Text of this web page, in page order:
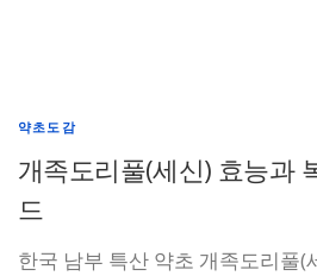
약초도감
개족도리풀(세신) 효능과
드
한국 남부 특산 약초 개족도리풀(